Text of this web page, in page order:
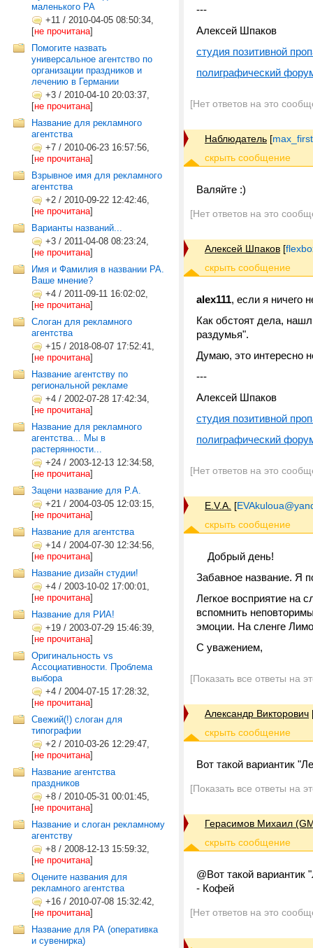
маленького РА
+11 / 2010-04-05 08:50:34,
[не прочитана]
Помогите назвать
универсальное агентство по
организации праздников и
лечению в Германии
+3 / 2010-04-10 20:03:37,
[не прочитана]
Название для рекламного
агентства
+7 / 2010-06-23 16:57:56,
[не прочитана]
Взрывное имя для рекламного
агентства
+2 / 2010-09-22 12:42:46,
[не прочитана]
Варианты названий...
+3 / 2011-04-08 08:23:24,
[не прочитана]
Имя и Фамилия в названии РА.
Ваше мнение?
+4 / 2011-09-11 16:02:02,
[не прочитана]
Слоган для рекламного
агентства
+15 / 2018-08-07 17:52:41,
[не прочитана]
Название агентству по
региональной рекламе
+4 / 2002-07-28 17:42:34,
[не прочитана]
Название для рекламного
агентства... Мы в
растерянности...
+24 / 2003-12-13 12:34:58,
[не прочитана]
Зацени название для Р.А.
+21 / 2004-03-05 12:03:15,
[не прочитана]
Название для агентства
+14 / 2004-07-30 12:34:56,
[не прочитана]
Название дизайн студии!
+4 / 2003-10-02 17:00:01,
[не прочитана]
Название для РИА!
+19 / 2003-07-29 15:46:39,
[не прочитана]
Оригинальность vs
Ассоциативности. Проблема
выбора
+4 / 2004-07-15 17:28:32,
[не прочитана]
Свежий(!) слоган для
типографии
+2 / 2010-03-26 12:29:47,
[не прочитана]
Название агентства
праздников
+8 / 2010-05-31 00:01:45,
[не прочитана]
Название и слоган рекламному
агентству
+8 / 2008-12-13 15:59:32,
[не прочитана]
Оцените названия для
рекламного агентства
+16 / 2010-07-08 15:32:42,
[не прочитана]
Название для РА (оперативка
и сувенирка)
---
Алексей Шпаков
студия позитивной
полиграфический
[Нет ответов на это
Наблюдатель [
Валяйте :)
[Нет ответов на это
Алексей Шпаков [
alex111, если я ничего
Как обстоят дела,
раздумья".
Думаю, это интересно
---
Алексей Шпаков
студия позитивной
полиграфический
[Нет ответов на это
E.V.A. [
Добрый день!
Забавное название. Я
Легкое восприятие на
вспомнить
эмоции. На сленге
С уважением,
[Показать все ответы на
Александр Викторович
Вот такой вариантик
[Показать все ответы на
Герасимов Михаил
@Вот такой вариантик
- Кофей
[Нет ответов на это